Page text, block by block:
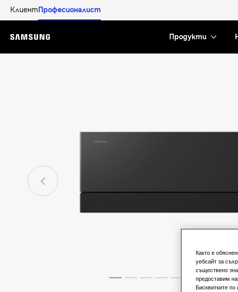
Клиент Професионалист
Menu
Продукти
Както е
уебсайт за
съществено
предоставим
Бисквитките